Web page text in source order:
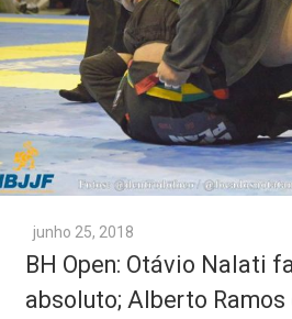
junho 25, 2018
BH Open: Otávio Nalati
absoluto; Alberto